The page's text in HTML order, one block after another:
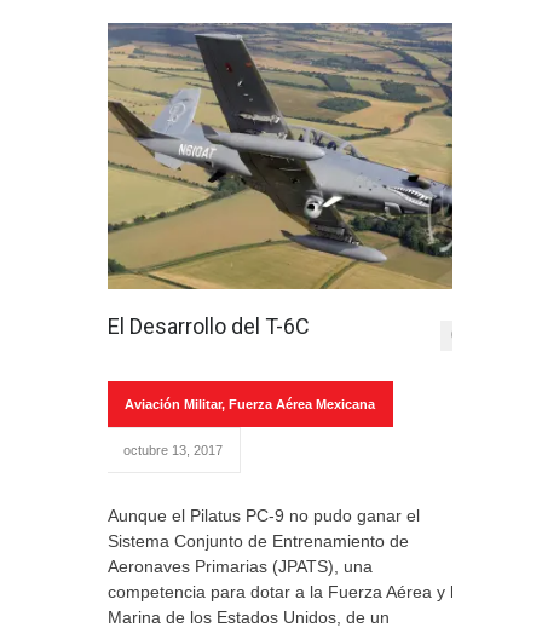
El Desarrollo del T-6C 0
Aviación Militar, Fuerza Aérea Mexicana
octubre 13, 2017
Aunque el Pilatus PC-9 no pudo ganar el
Sistema Conjunto de Entrenamiento de
Aeronaves Primarias (JPATS), una
competencia para dotar a la Fuerza Aérea y la
Marina de los Estados Unidos, de un